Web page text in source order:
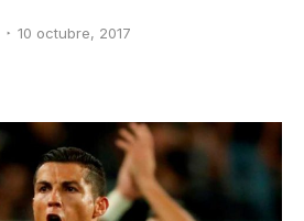
10 octubre, 2017